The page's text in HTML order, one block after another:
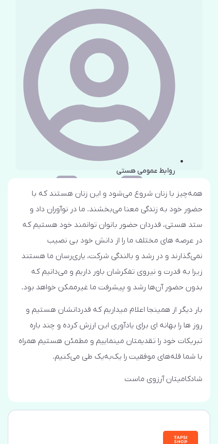
روابط عمومی هستی
دی 24, 1401
همه‌چیز با زنان شروع می‌شود و این زنان هستند که با
حضور خود به زندگی معنا می‌بخشند. ما در نوآوران داد و
ستد هستی، قدردان حضور بانوان توانمند خود هستیم که
در عرصه های مختلف ما را از دانش خود بی نصیب
نمی‌گذارند و در رشد و بالندگی شرکت، یاری‌رسان ما هستند
زیرا به قدرت و نیروی تفکرشان باور داریم و می‌دانیم که
بدون حضور آن‌ها رشد و پیشرفت ما غیرممکن خواهد بود.
بار دیگر از همینجا اعلام میداریم که قدردانشان هستیم و
روز ها را بهانه ای برای یادآوری این ارزش کرده و چند باره
تبریکات خود را تقدیمتان مینماییم و مطمئن هستیم همراه
با شما قله‌های موفقیت را یک‌به‌یک طی می‌کنیم.
شادکامیتان آرزوی ماست